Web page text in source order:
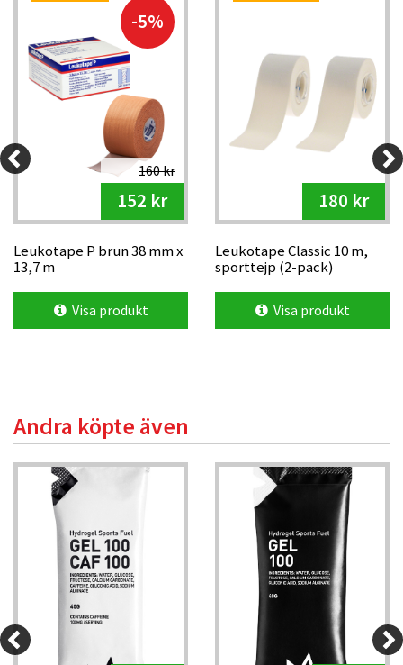
-5%
160 kr
152 kr
Leukotape P brun 38 mm x
13,7 m
Visa produkt
180 kr
Leukotape Classic 10 m,
sporttejp (2-pack)
Visa produkt
Andra köpte även